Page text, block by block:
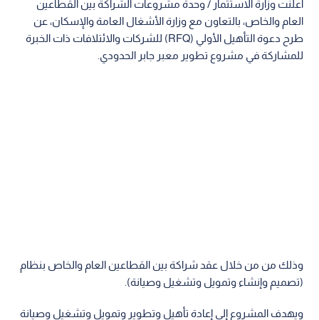
أعلنت وزارة الاستثمار / وحدة مشروعات الشراكة بين القطاعين
العام والخاص، بالتعاون مع وزارة الأشغال العامة والإسكان، عن
طرح دعوة التأهيل الأولي (RFQ) للشركات والائتلافات ذات الخبرة
للمشاركة في مشروع تطوير معبر جابر الحدودي.
وذلك من من خلال عقد شراكة بين القطاعين العام والخاص بنظام
(تصميم وإنشاء وتمويل وتشغيل وصيانة).
ويهدف المشروع إلى إعادة تأهيل وتطوير وتمويل وتشغيل وصيانة